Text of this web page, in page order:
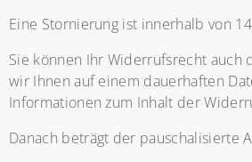
Eine Stornierung ist innerhalb von
Sie können Ihr Widerrufsrecht auch
wir Ihnen auf einem dauerhaften
Informationen zum Inhalt der
Danach beträgt der pauschalisierte